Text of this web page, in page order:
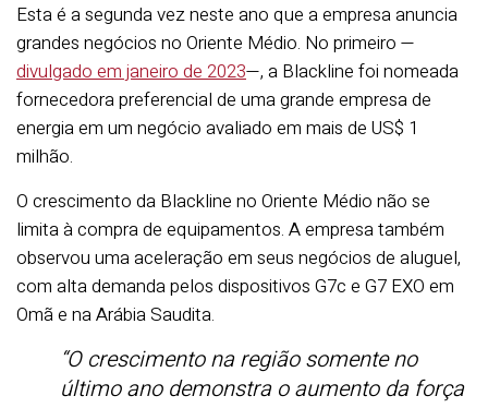
Esta é a segunda vez neste ano que a empresa anuncia
grandes negócios no Oriente Médio. No primeiro —
divulgado em janeiro de 2023—, a Blackline foi nomeada
fornecedora preferencial de uma grande empresa de
energia em um negócio avaliado em mais de US$ 1
milhão.
O crescimento da Blackline no Oriente Médio não se
limita à compra de equipamentos. A empresa também
observou uma aceleração em seus negócios de aluguel,
com alta demanda pelos dispositivos G7c e G7 EXO em
Omã e na Arábia Saudita.
“O crescimento na região somente no
último ano demonstra o aumento da força